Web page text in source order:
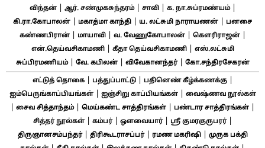
விந்தன்| ஆர். சண்முகசுந்தரம்| சாவி| க. நா.சுப்ரமண்யம்|
கி.ரா.கோபாலன் மகாத்மா காந்தி ய. லட்சுமி நாராயணன்
பனசை
கண்ணபிரான்| மாயாவி| வ. வேணுகோபாலன்| கௌரிராஜன்|
என்.தெய்வசிகாமணி| கீதா தெய்வசிகாமணி|
எஸ்.லட்சுமி
சுப்பிரமணியம்| வே. கபிலன்| விவேகானந்தர்| கோ.சந்திரசேகரன்
எட்டுத் தொகை| பத்துப்பாட்டு| பதினெண் கீழ்க்கணக்கு|
ஐம்பெருங்காப்பியங்கள்| ஐஞ்சிறு காப்பியங்கள்| வைஷ்ணவ நூல்கள்
சைவ சித்தாந்தம்| மெய்கண்ட சாத்திரங்கள் பண்டார சாத்திரங்கள்
சித்தர் நூல்கள்| கம்பர்| ஔவையார்| ஸ்ரீ குமரகுருபரர்|
திருஞானசம்பந்தர்| திரிகூடராசப்பர்| ரமண மகரிஷி|
முருக பக்தி